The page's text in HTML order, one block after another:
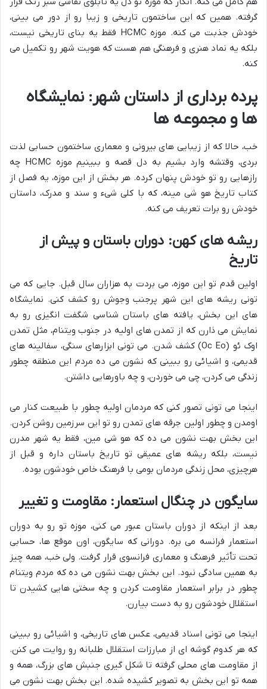
گرفته. همین که این ساختمون تاریخی و زیبا رو از دور می بینی،
خودش جذبت می کنه. موزه HCMC فقط یه بنای تاریخی نیست،
بلکه یه نماد هنری و فرهنگی هم هست که هویت شهر رو تکمیل می
کنه.
پرده برداری از داستان شهر: نمایشگاه
ها و مجموعه ها
خب، حالا که از زیبایی های بیرونی و معماری ساختمون حسابی لذت
بردی، وقتشه وارد بشیم به دل قصه و ببینیم موزه HCMC چه
رازهایی رو تو خودش پنهان کرده. هر بخش از این موزه، یه فصل از
کتاب تاریخ هو شی مینه، که با کلی شیء و سند و مدرک، داستان
خودش رو برات تعریف می کنه.
ریشه های کهن: دوران باستان و پیش از
تاریخ
اولین قدم تو این موزه، می بردت به هزاران سال قبل. جایی که می
تونی ریشه های این شهر پرجنب وجوش رو کشف کنی. نمایشگاه
های این بخش، یافته های باستان شناسی شگفت انگیزی رو به
نمایش می ذارن که از تمدن های اولیه در جنوب ویتنام، مثل تمدن
اوک ئو (Oc Eo) کشف شدن. می تونی ابزارهای سنگی، سفالینه های
قدیمی، و اشیائی رو ببینی که نشون می ده مردم این منطقه چطور
زندگی می کردن، چی می خوردن، و چه باورهایی داشتن.
اینجا می تونی تصور کنی که مردمان اولیه چطور با طبیعت کنار می
اومدن و چطور اولین جرقه های تمدن رو تو این سرزمین روشن کردن.
این بخش بهت نشون می ده که هو شی مین، فقط یه شهر مدرن
نیست، بلکه ریشه های عمیقی تو تاریخ باستان داره و قبل از
هرچیزی، محل زندگی مردمان بومی با فرهنگ خاص خودشون بوده.
سایگون در چنگال استعمار: مقاومت و تغییر
بعد از اینکه از دوران باستان عبور می کنی، موزه تو رو به دوران
استعمار فرانسه می بره. دورانی که سایگون، اون موقع ها، حسابی
تحت تأثیر فرهنگ و معماری فرانسوی قرار گرفت. ولی خب، همه چیز
به همین سادگی نبود. این بخش بهت نشون می ده که مردم ویتنام
چطور در برابر استعمار مقاومت کردن و چه سختی هایی کشیدن تا
استقلال خودشون رو به دست بیارن.
اینجا می تونی اسناد قدیمی، عکس های تاریخی، و اشیائی رو ببینی
که هر کدوم گوشه ای از مبارزات استقلال طلبانه رو روایت می کنن.
از مقاومت های محلی گرفته تا شکل گیری جنبش های بزرگ، همه و
همه تو این بخش به تصویر کشیده شده. این بخش بهت نشون می